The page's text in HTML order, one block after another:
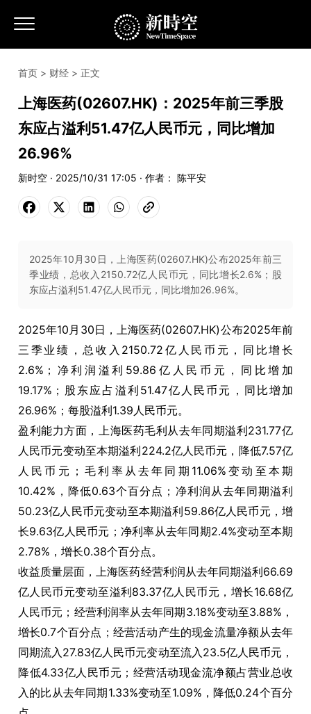
首页 > 财经 > 正文
上海医药(02607.HK)：2025年前三季股
东应占溢利51.47亿人民币元，同比增加
26.96%
新时空 · 2025/10/31 17:05 · 作者： 陈平安
2025年10月30日，上海医药(02607.HK)公布2025年前三
季业绩，总收入2150.72亿人民币元，同比增长2.6%；股
东应占溢利51.47亿人民币元，同比增加26.96%。
2025年10月30日，上海医药(02607.HK)公布2025年前
三季业绩，总收入2150.72亿人民币元，同比增长
2.6%；净利润溢利59.86亿人民币元，同比增加
19.17%；股东应占溢利51.47亿人民币元，同比增加
26.96%；每股溢利1.39人民币元。
盈利能力方面，上海医药毛利从去年同期溢利231.77亿
人民币元变动至本期溢利224.2亿人民币元，降低7.57亿
人民币元；毛利率从去年同期11.06%变动至本期
10.42%，降低0.63个百分点；净利润从去年同期溢利
50.23亿人民币元变动至本期溢利59.86亿人民币元，增
长9.63亿人民币元；净利率从去年同期2.4%变动至本期
2.78%，增长0.38个百分点。
收益质量层面，上海医药经营利润从去年同期溢利66.69
亿人民币元变动至溢利83.37亿人民币元，增长16.68亿
人民币元；经营利润率从去年同期3.18%变动至3.88%，
增长0.7个百分点；经营活动产生的现金流量净额从去年
同期流入27.83亿人民币元变动至流入23.5亿人民币元，
降低4.33亿人民币元；经营活动现金流净额占营业总收
入的比从去年同期1.33%变动至1.09%，降低0.24个百分